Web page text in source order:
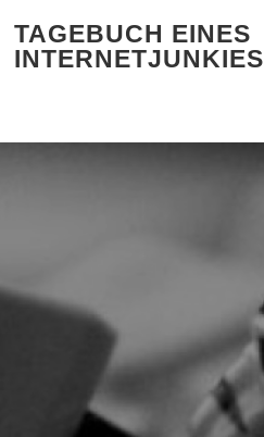
TAGEBUCH EINES
INTERNETJUNKIES